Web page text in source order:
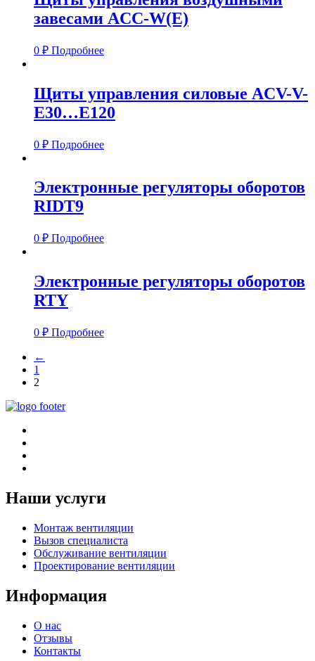
завесами ACC-W(E)
0 ₽ Подробнее
Щиты управления силовые ACV-V-
E30…E120
0 ₽ Подробнее
Электронные регуляторы оборотов
RIDT9
0 ₽ Подробнее
Электронные регуляторы оборотов
RTY
0 ₽ Подробнее
←
1
2
Наши услуги
Монтаж вентиляции
Вызов специалиста
Обслуживание вентиляции
Проектирование вентиляции
Информация
О нас
Отзывы
Контакты